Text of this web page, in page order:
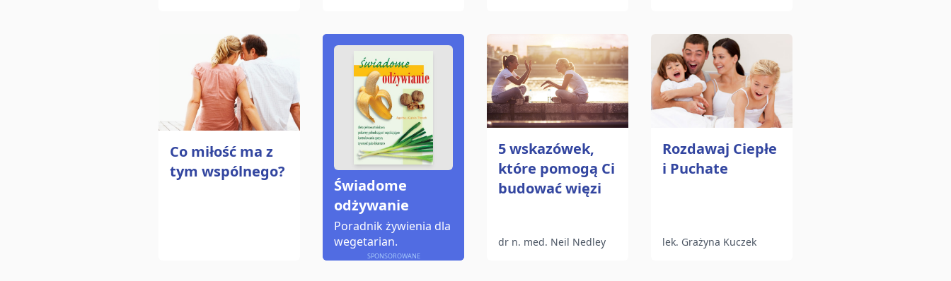
Co miłość ma z
tym wspólnego?
Świadome
odżywanie
Poradnik żywienia dla
wegetarian.
SPONSOROWANE
5 wskazówek,
które pomogą Ci
budować więzi
dr n. med. Neil Nedley
Rozdawaj Ciepłe
i Puchate
lek. Grażyna Kuczek